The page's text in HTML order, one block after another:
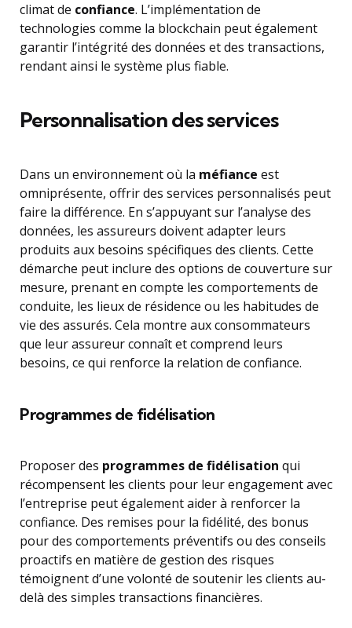
climat de confiance. L’implémentation de
technologies comme la blockchain peut également
garantir l’intégrité des données et des transactions,
rendant ainsi le système plus fiable.
Personnalisation des services
Dans un environnement où la méfiance est
omniprésente, offrir des services personnalisés peut
faire la différence. En s’appuyant sur l’analyse des
données, les assureurs doivent adapter leurs
produits aux besoins spécifiques des clients. Cette
démarche peut inclure des options de couverture sur
mesure, prenant en compte les comportements de
conduite, les lieux de résidence ou les habitudes de
vie des assurés. Cela montre aux consommateurs
que leur assureur connaît et comprend leurs
besoins, ce qui renforce la relation de confiance.
Programmes de fidélisation
Proposer des programmes de fidélisation qui
récompensent les clients pour leur engagement avec
l’entreprise peut également aider à renforcer la
confiance. Des remises pour la fidélité, des bonus
pour des comportements préventifs ou des conseils
proactifs en matière de gestion des risques
témoignent d’une volonté de soutenir les clients au-
delà des simples transactions financières.